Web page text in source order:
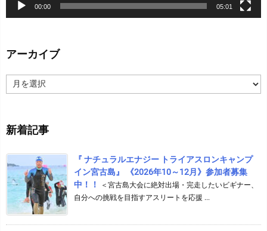
00:00 05:01
アーカイブ
ー
ブ
新着記事
『 ナチュラルエナジー トライアスロンキャンプ
イン宮古島』 《2026年10～12月》参加者募集
中！！
＜宮古島大会に絶対出場・完走したいビギナー、
自分への挑戦を目指すアスリートを応援 ...